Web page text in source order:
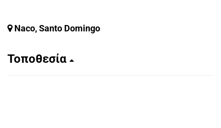
Naco, Santo Domingo
Τοποθεσία